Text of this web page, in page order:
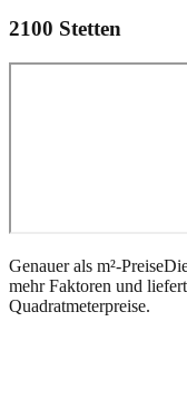
2100 Stetten
Genauer als m²-Preise
mehr Faktoren und
Quadratmeterpreise.